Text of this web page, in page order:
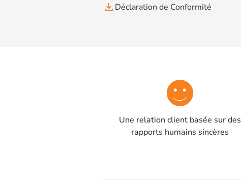
file_download Déclaration de Conformité
Une relation client basée sur des
rapports humains sincères